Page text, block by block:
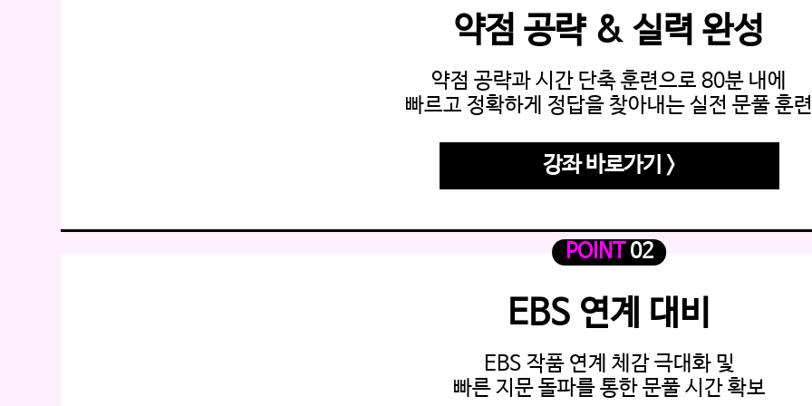
약점 공략 & 실력 완성
약점 공략과 시간 단축 훈련으로 80분 내에
빠르고 정확하게 정답을 찾아내는 실전 문풀 훈련
강좌 바로가기 >
POINT 02
EBS 연계 대비
EBS 작품 연계 체감 극대화 및
빠른 지문 돌파를 통한 문풀 시간 확보